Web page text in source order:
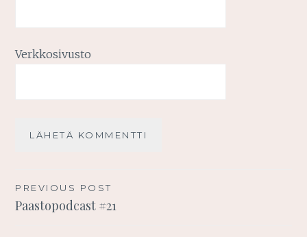
Verkkosivusto
Artikkelien
selaus
PREVIOUS POST
Paastopodcast #21